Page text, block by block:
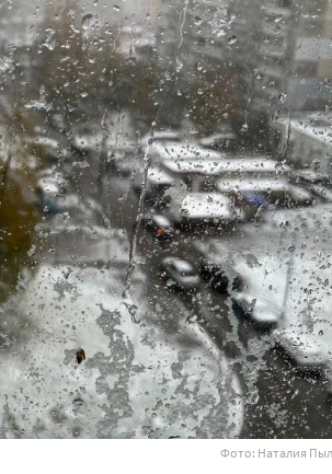
Фото: Наталия